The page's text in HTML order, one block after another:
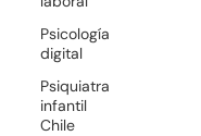
Psicología
digital
Psiquiatra
infantil
Chile